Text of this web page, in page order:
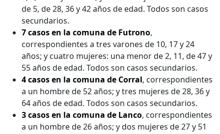
de 5, de 28, 36 y 42 años de edad. Todos son casos
secundarios.
7 casos en la comuna de Futrono,
correspondientes a tres varones de 10, 17 y 24
años; y cuatro mujeres: una menor de 2, 11, de 47 y
55 años de edad. Todos son casos secundarios.
4 casos en la comuna de Corral, correspondientes
a un hombre de 52 años; y tres mujeres de 28, 36 y
64 años de edad. Todos son casos secundarios.
3 casos en la comuna de Lanco, correspondientes
a un hombre de 26 años; y dos mujeres de 27 y 51